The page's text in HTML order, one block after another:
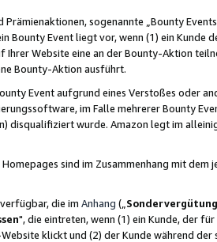
sogenannte „Bounty
Bounty Event liegt vor, wenn (1) ein Kunde
Ihrer Website eine an der Bounty-Aktion
Bounty-Aktion ausführt.
Event aufgrund eines Verstoßes oder
im Falle mehrerer Bounty
disqualifiziert wurde. Amazon legt im
sind im Zusammenhang mit dem
die im Anhang („ Sondervergütung
", die eintreten, wenn (1) ein Kunde, der
klickt und (2) der Kunde während